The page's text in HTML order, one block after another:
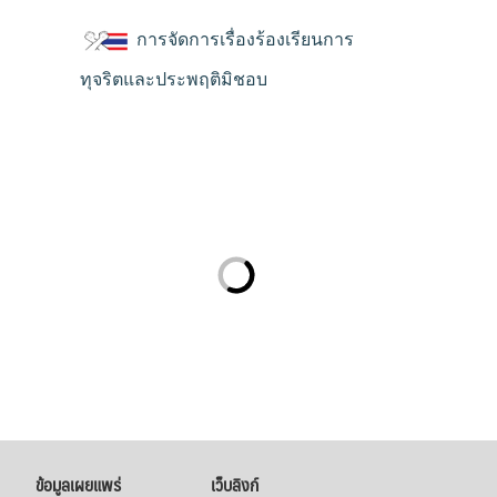
การจัดการเรื่องร้องเรียนการ
ทุจริตและประพฤติมิชอบ
ข้อมูลเผยแพร่ เว็บลิงก์